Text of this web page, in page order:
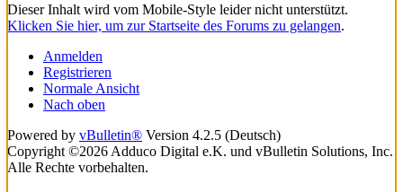
Dieser Inhalt wird vom Mobile-Style leider nicht unterstützt.
Klicken Sie hier, um zur Startseite des Forums zu gelangen.
Anmelden
Registrieren
Normale Ansicht
Nach oben
Powered by vBulletin® Version 4.2.5 (Deutsch)
Copyright ©2026 Adduco Digital e.K. und vBulletin Solutions, Inc.
Alle Rechte vorbehalten.